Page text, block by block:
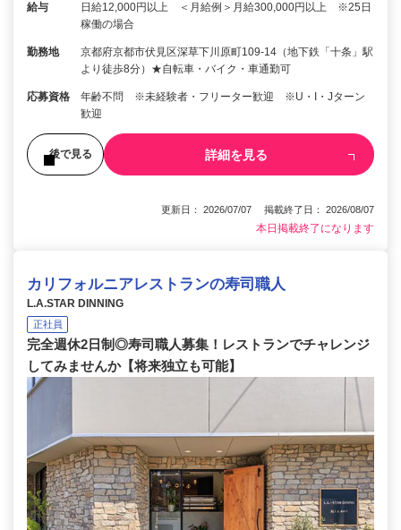
給与
日給12,000円以上 ＜月給例＞月給300,000円以上 ※25日
稼働の場合
勤務地
京都府京都市伏見区深草下川原町109-14（地下鉄「十条」駅
より徒歩8分）★自転車・バイク・車通勤可
応募資格
年齢不問 ※未経験者・フリーター歓迎 ※U・I・Jターン
歓迎
後で見る 詳細を見る
更新日： 2026/07/07 掲載終了日： 2026/08/07
本日掲載終了になります
カリフォルニアレストランの寿司職人
L.A.STAR DINNING
正社員
完全週休2日制◎寿司職人募集！レストランでチャレンジ
してみませんか【将来独立も可能】